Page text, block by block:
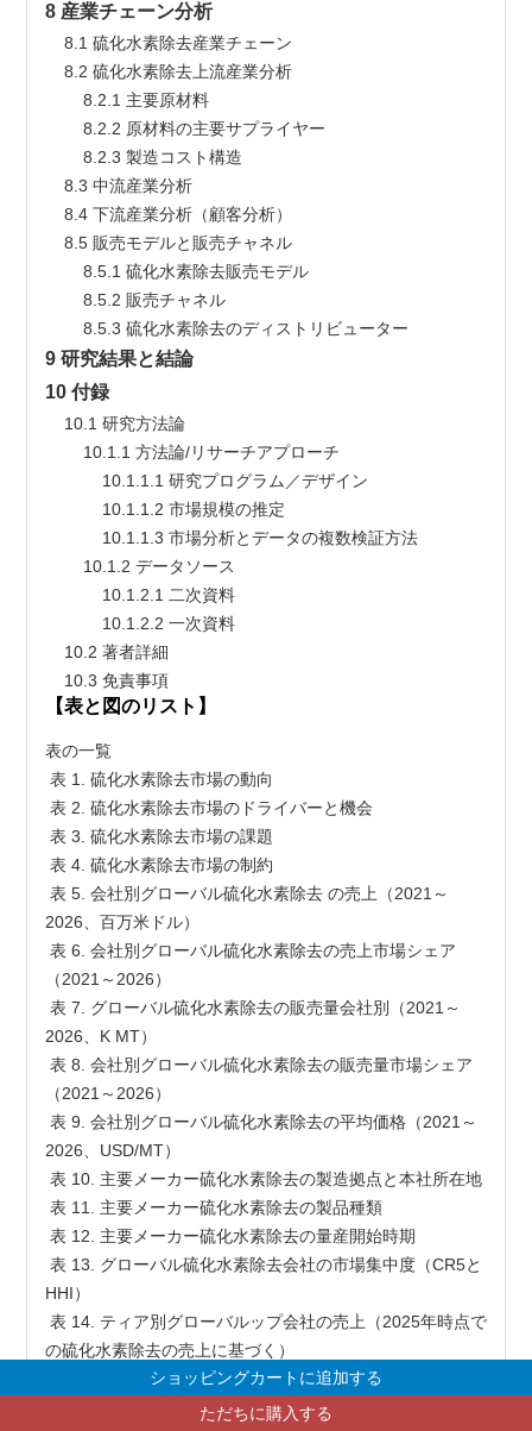
8 産業チェーン分析
    8.1 硫化水素除去産業チェーン
    8.2 硫化水素除去上流産業分析
        8.2.1 主要原材料
        8.2.2 原材料の主要サプライヤー
        8.2.3 製造コスト構造
    8.3 中流産業分析
    8.4 下流産業分析（顧客分析）
    8.5 販売モデルと販売チャネル
        8.5.1 硫化水素除去販売モデル
        8.5.2 販売チャネル
        8.5.3 硫化水素除去のディストリビューター
9 研究結果と結論
10 付録
    10.1 研究方法論
        10.1.1 方法論/リサーチアプローチ
            10.1.1.1 研究プログラム／デザイン
            10.1.1.2 市場規模の推定
            10.1.1.3 市場分析とデータの複数検証方法
        10.1.2 データソース
            10.1.2.1 二次資料
            10.1.2.2 一次資料
    10.2 著者詳細
    10.3 免責事項
【表と図のリスト】
表の一覧
2026、百万米ドル）
（2021～2026）
2026、K MT）
（2021～2026）
2026、USD/MT）
HHI）
の硫化水素除去の売上に基づく）
ショッピングカートに追加する
ただちに購入する